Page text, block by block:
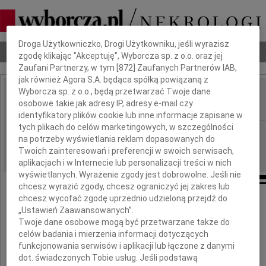
Nekrologi Odeszli Poradnik pogrzebowy
IMIĘ I NAZWISKO: Barbara Walczak
REGION: Kraków
DATA EMISJI: 26.01.2021
Dbamy o Twoją prywatność
Droga Użytkowniczko, Drogi Użytkowniku, jeśli wyrazisz
zgodę klikając "Akceptuję", Wyborcza sp. z o.o. oraz jej
Zaufani Partnerzy, w tym [872 ] Zaufanych Partnerów IAB,
jak również Agora S.A. będąca spółką powiązaną z
Wyborcza sp. z o.o., będą przetwarzać Twoje dane
osobowe takie jak adresy IP, adresy e-mail czy
identyfikatory plików cookie lub inne informacje zapisane w
tych plikach do celów marketingowych, w szczególności
na potrzeby wyświetlania reklam dopasowanych do
Twoich zainteresowań i preferencji w swoich serwisach,
aplikacjach i w Internecie lub personalizacji treści w nich
wyświetlanych. Wyrażenie zgody jest dobrowolne. Jeśli nie
chcesz wyrazić zgody, chcesz ograniczyć jej zakres lub
chcesz wycofać zgodę uprzednio udzieloną przejdź do
„Ustawień Zaawansowanych”.
Twoje dane osobowe mogą być przetwarzane także do
celów badania i mierzenia informacji dotyczących
funkcjonowania serwisów i aplikacji lub łączone z danymi
dot. świadczonych Tobie usług. Jeśli podstawą